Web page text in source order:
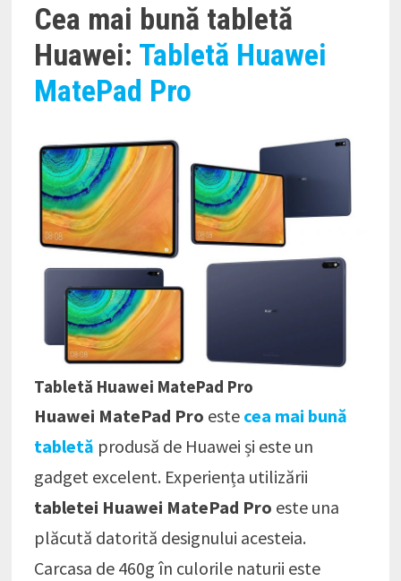
Cea mai bună tabletă
Huawei: Tabletă Huawei
MatePad Pro
Tabletă Huawei MatePad Pro
Huawei MatePad Pro este cea mai bună
tabletă produsă de Huawei și este un
gadget excelent. Experiența utilizării
tabletei Huawei MatePad Pro este una
plăcută datorită designului acesteia.
Carcasa de 460g în culorile naturii este